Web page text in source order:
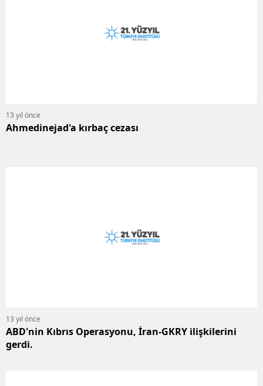
13 yıl önce
Ahmedinejad'a kırbaç cezası
13 yıl önce
ABD'nin Kıbrıs Operasyonu, İran-GKRY ilişkilerini
gerdi.